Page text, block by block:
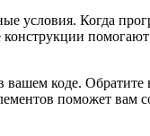
условия. Когда
коде.
поможет вам